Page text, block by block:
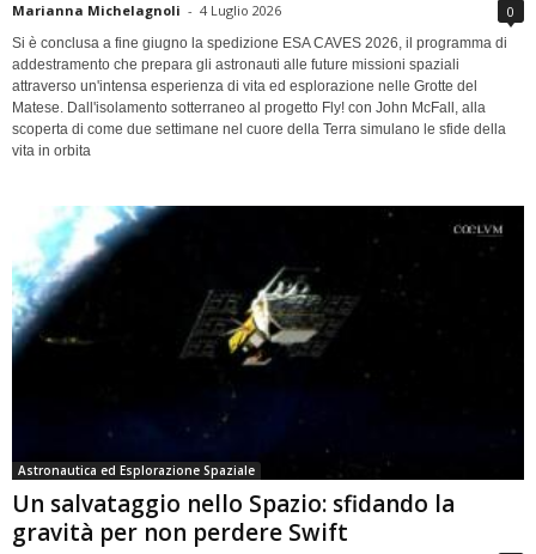
Marianna Michelagnoli - 4 Luglio 2026 0
Si è conclusa a fine giugno la spedizione ESA CAVES 2026, il programma di
addestramento che prepara gli astronauti alle future missioni spaziali
attraverso un'intensa esperienza di vita ed esplorazione nelle Grotte del
Matese. Dall'isolamento sotterraneo al progetto Fly! con John McFall, alla
scoperta di come due settimane nel cuore della Terra simulano le sfide della
vita in orbita
Astronautica ed Esplorazione Spaziale
Un salvataggio nello Spazio: sfidando la
gravità per non perdere Swift